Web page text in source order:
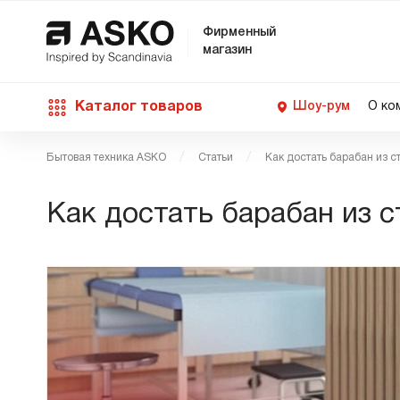
Фирменный
магазин
Каталог товаров Шоу-рум О
Техника для кухни
Уход за бельем
Asko Professional
Аксессуары
Бытовая техника ASKO Статьи Как достать барабан из
Как достать барабан из